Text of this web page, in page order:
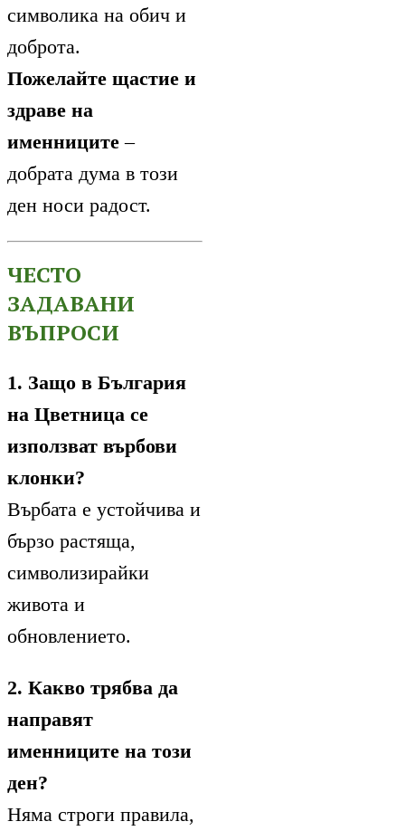
символика на обич и
доброта.
Пожелайте щастие и
здраве на
именниците –
добрата дума в този
ден носи радост.
ЧЕСТО
ЗАДАВАНИ
ВЪПРОСИ
1. Защо в България
на Цветница се
използват върбови
клонки?
Върбата е устойчива и
бързо растяща,
символизирайки
живота и
обновлението.
2. Какво трябва да
направят
именниците на този
ден?
Няма строги правила,